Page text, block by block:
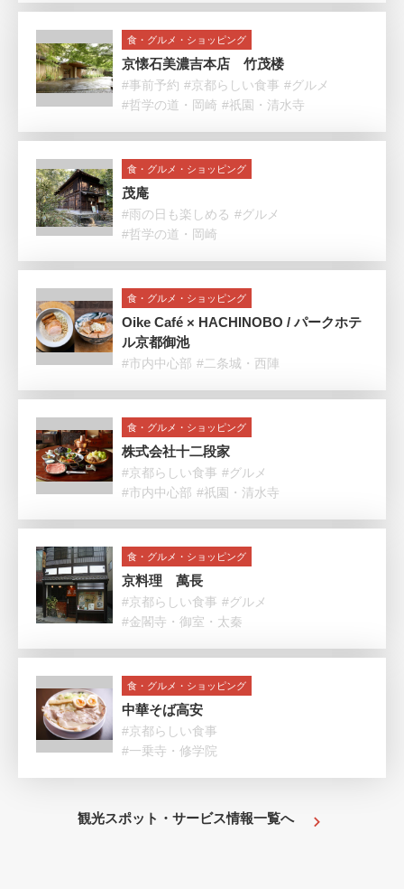
食・グルメ・ショッピング
京懐石美濃吉本店 竹茂楼
#事前予約 #京都らしい食事 #グルメ
#哲学の道・岡崎 #祇園・清水寺
食・グルメ・ショッピング
茂庵
#雨の日も楽しめる #グルメ
#哲学の道・岡崎
食・グルメ・ショッピング
Oike Café × HACHINOBO / パークホテ
ル京都御池
#市内中心部 #二条城・西陣
食・グルメ・ショッピング
株式会社十二段家
#京都らしい食事 #グルメ
#市内中心部 #祇園・清水寺
食・グルメ・ショッピング
京料理 萬長
#京都らしい食事 #グルメ
#金閣寺・御室・太秦
食・グルメ・ショッピング
中華そば高安
#京都らしい食事
#一乗寺・修学院
観光スポット・サービス情報一覧へ